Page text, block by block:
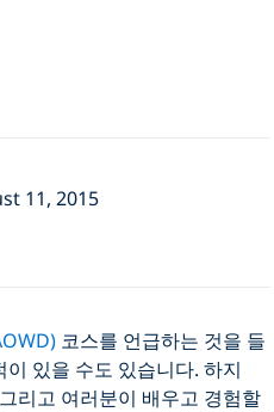
11, 2015
코스를 언급하는 것을 들
있을 수도 있습니다. 하지
리고 여러분이 배우고 경험할